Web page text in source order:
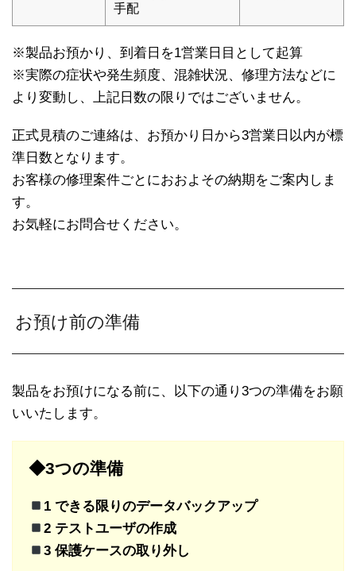
手配
※製品お預かり、到着日を1営業日目として起算
※実際の症状や発生頻度、混雑状況、修理方法などに
より変動し、上記日数の限りではございません。
正式見積のご連絡は、お預かり日から3営業日以内が標
準日数となります。
お客様の修理案件ごとにおおよその納期をご案内しま
す。
お気軽にお問合せください。
お預け前の準備
製品をお預けになる前に、以下の通り3つの準備をお願
いいたします。
◆3つの準備
1 できる限りのデータバックアップ
2 テストユーザの作成
3 保護ケースの取り外し